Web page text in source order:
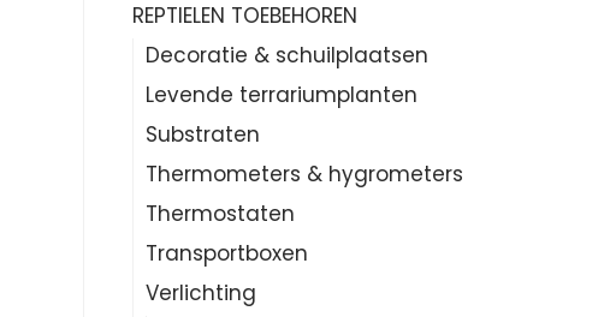
REPTIELEN TOEBEHOREN
Decoratie & schuilplaatsen
Levende terrariumplanten
Substraten
Thermometers & hygrometers
Thermostaten
Transportboxen
Verlichting